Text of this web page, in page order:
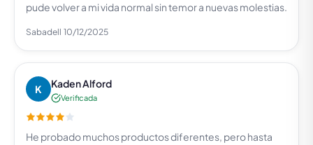
pude volver a mi vida normal sin temor a nuevas molestias.
Sabadell 10/12/2025
K Kaden Alford
Verificada
He probado muchos productos diferentes, pero hasta